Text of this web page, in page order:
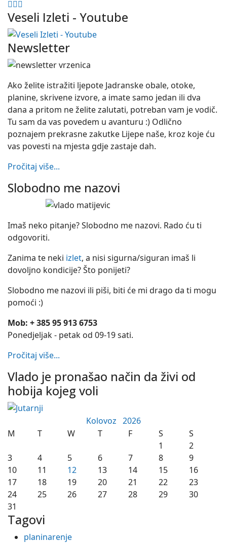
Veseli Izleti - Youtube
Newsletter
Ako želite istražiti ljepote Jadranske obale, otoke,
planine, skrivene izvore, a imate samo jedan ili dva
dana a pritom ne želite zalutati, potreban vam je vodič.
Tu sam da vas povedem u avanturu :) Odlično
poznajem prekrasne zakutke Lijepe naše, kroz koje ću
vas povesti na mjesta gdje zastaje dah.
Pročitaj više...
Slobodno me nazovi
Imaš neko pitanje? Slobodno me nazovi. Rado ću ti
odgovoriti.
Zanima te neki izlet, a nisi sigurna/siguran imaš li
dovoljno kondicije? Što ponijeti?
Slobodno me nazovi ili piši, biti će mi drago da ti mogu
pomoći :)
Mob: + 385 95 913 6753
Ponedjeljak - petak od 09-19 sati.
Pročitaj više...
Vlado je pronašao način da živi od
hobija kojeg voli
Kolovoz 2026
M
T W T F S
S
1
2
3
4 5 6 7 8
9
10
11 12 13 14 15
16
17
18 19 20 21 22
23
24
25 26 27 28 29
30
31
Tagovi
planinarenje